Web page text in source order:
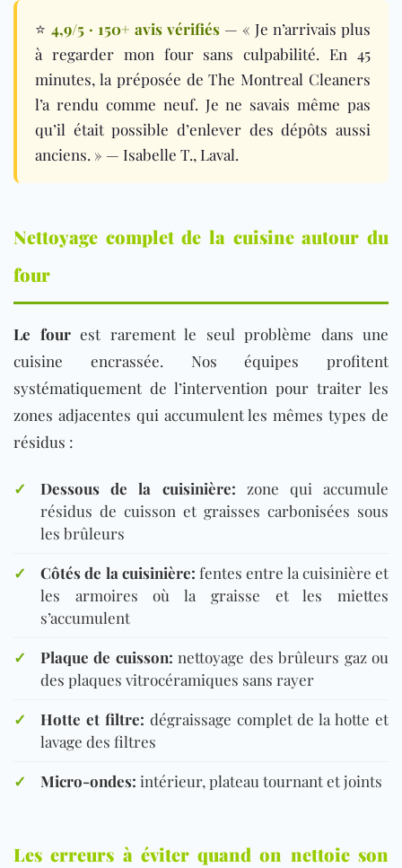
⭐ 4,9/5 · 150+ avis vérifiés — « Je n’arrivais plus
à regarder mon four sans culpabilité. En 45
minutes, la préposée de The Montreal Cleaners
l’a rendu comme neuf. Je ne savais même pas
qu’il était possible d’enlever des dépôts aussi
anciens. » — Isabelle T., Laval.
Nettoyage complet de la cuisine autour du
four
Le fourest rarement le seul problème dans une
cuisine encrassée. Nos équipes profitent
systématiquement de l’intervention pour traiter les
zones adjacentes qui accumulent les mêmes types de
résidus :
✓ Dessous de la cuisinière: zone qui accumule
résidus de cuisson et graisses carbonisées sous
les brûleurs
✓
Côtés de la cuisinière: fentes entre la cuisinière et
les armoires où la graisse et les miettes
s’accumulent
✓
Plaque de cuisson: nettoyage des brûleurs gaz ou
des plaques vitrocéramiques sans rayer
✓
Hotte et filtre: dégraissage complet de la hotte et
lavage des filtres
✓
Micro-ondes: intérieur, plateau tournant et joints
Les erreurs à éviter quand on nettoie son